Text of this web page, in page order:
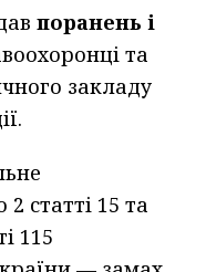
поранень і
та
закладу
статті 15 та
115